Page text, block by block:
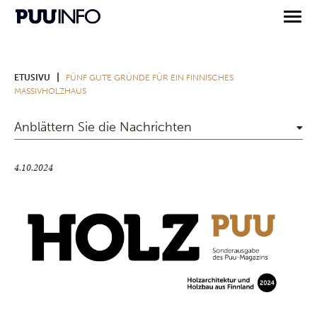
ETUSIVU
FÜNF GUTE GRÜNDE FÜR EIN FINNISCHES
MASSIVHOLZHAUS
Anblättern Sie die Nachrichten
4.10.2024